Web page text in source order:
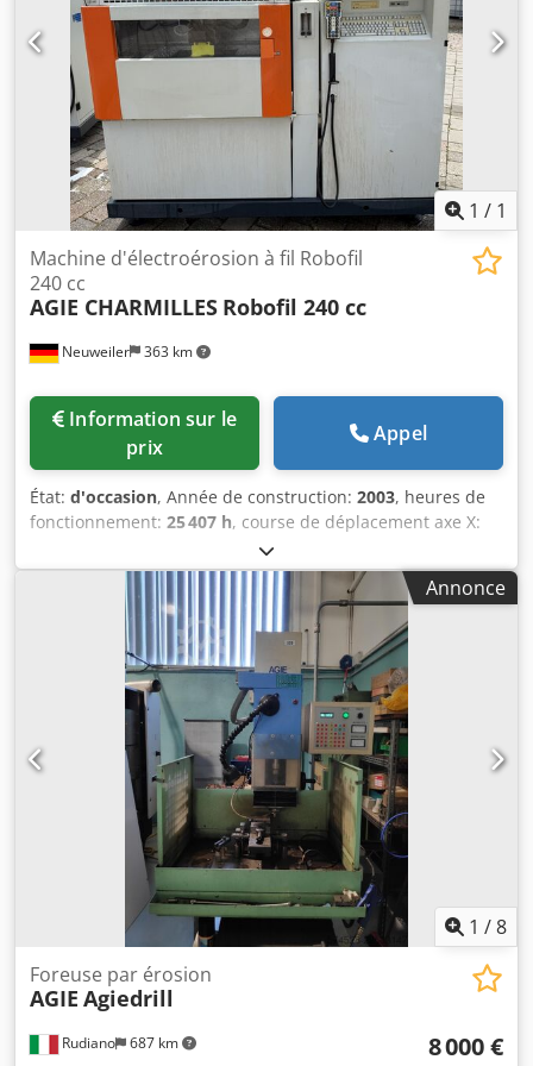
1 / 1
Neuweiler 363 km
Machine d'électroérosion à fil Robofil
240 cc
AGIE CHARMILLES Robofil 240 cc
prix
Appel
État: d'occasion, Année de construction: 2003, heures de
fonctionnement: 25 407 h, course de déplacement axe X:
220 mm
déplacement axe Z:220 mm, Diamètre du fil : 0,1 à 0,3 mm
Enfilage automatique Bain d’eau Heures de
fonctionnement : 25 407 heures Courses : X 350 mm
Y 220 mm Z 220 mm U 350 mm V 220 mm
Commande Millenium Année de fabrication : 2003
Dksdpfszkhgdjx Ab Eor
Annonce
1 /8
Rudiano 687 km
Foreuse par érosion
AGIE Agiedrill
8 000 €